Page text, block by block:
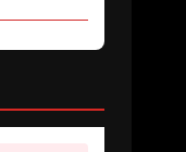
TÜRKİYE